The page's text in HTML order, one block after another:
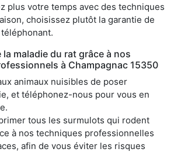
plus votre temps avec des techniques
choisissez plutôt la garantie de
maladie du rat grâce à nos
à Champagnac 15350
animaux nuisibles de poser
et téléphonez-nous pour vous en
tous les surmulots qui rodent
à nos techniques professionnelles
afin de vous éviter les risques